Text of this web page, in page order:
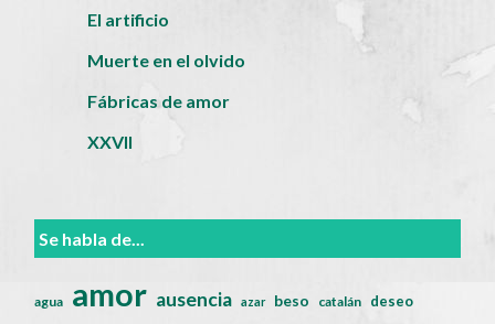
El artificio
Muerte en el olvido
Fábricas de amor
XXVII
Se habla de...
agua amor ausencia azar beso catalán deseo